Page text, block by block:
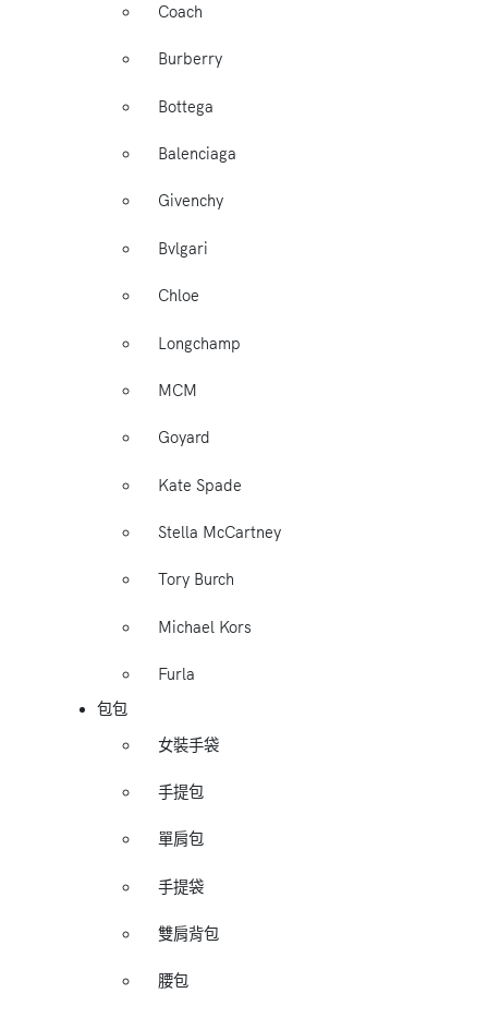
Coach
Burberry
Bottega
Balenciaga
Givenchy
Bvlgari
Chloe
Longchamp
MCM
Goyard
Kate Spade
Stella McCartney
Tory Burch
Michael Kors
Furla
包包
女裝手袋
手提包
單肩包
手提袋
雙肩背包
腰包